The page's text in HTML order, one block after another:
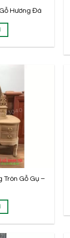
Hương Đá
Tròn Gỗ Gụ –